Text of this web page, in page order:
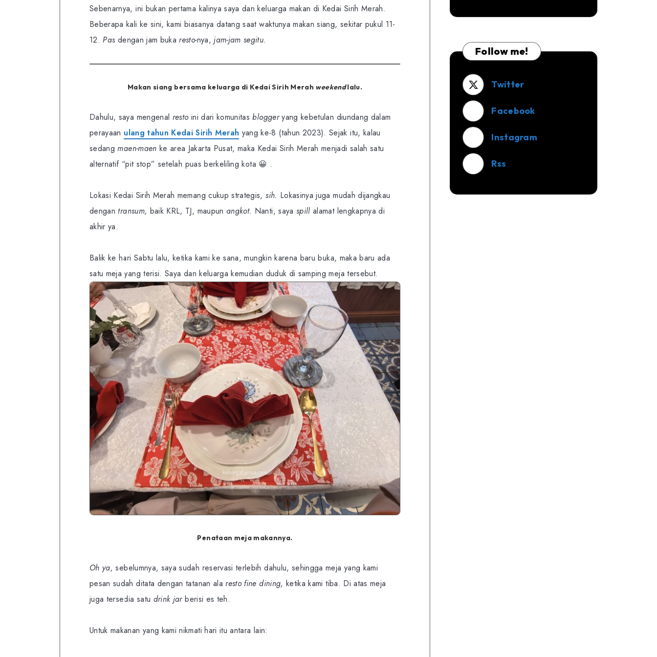
Sebenarnya, ini bukan pertama kalinya saya dan keluarga makan di Kedai Sirih Merah.
Beberapa kali ke sini, kami biasanya datang saat waktunya makan siang, sekitar pukul 11-
12. Pas dengan jam bukaresto-nya,jam-jam segitu.
Makan siang bersama keluarga di Kedai Sirih Merah weekendlalu.
Dahulu, saya mengenal resto ini dari komunitasbloggeryang kebetulan diundang dalam
perayaan ulang tahun Kedai Sirih Merah yang ke-8 (tahun 2023). Sejak itu, kalau
sedangmaen-maen ke area Jakarta Pusat, maka Kedai Sirih Merah menjadi salah satu
alternatif “pit stop” setelah puas berkeliling kota 😀 .
Lokasi Kedai Sirih Merah memang cukup strategis,sih. Lokasinya juga mudah dijangkau
dengantransum, baik KRL, TJ, maupun angkot. Nanti, saya spillalamat lengkapnya di
akhir ya.
Balik ke hari Sabtu lalu, ketika kami ke sana, mungkin karena baru buka, maka baru ada
satu meja yang terisi. Saya dan keluarga kemudian duduk di samping meja tersebut.
Penataan meja makannya.
Oh ya,sebelumnya, saya sudah reservasi terlebih dahulu, sehingga meja yang kami
pesan sudah ditata dengan tatanan alaresto fine dining, ketika kami tiba. Di atas meja
juga tersedia satu drink jarberisi es teh.
Untuk makanan yang kami nikmati hari itu antara lain:
Tempat
Transit
Balik
Jakarta
Follow me!
Twitter
Facebook
Instagram
Rss